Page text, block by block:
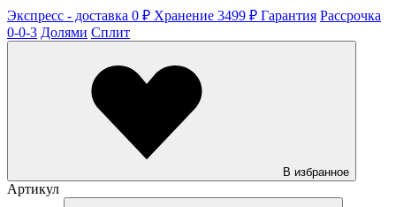
Экспресс - доставка 0 ₽ Хранение 3499 ₽ Гарантия Рассрочка
0-0-3 Долями Сплит
В избранное
Артикул